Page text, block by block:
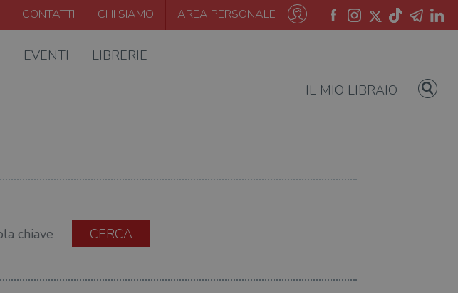
CONTATTI CHI SIAMO AREA PERSONALE
EVENTI LIBRERIE
IL MIO LIBRAIO